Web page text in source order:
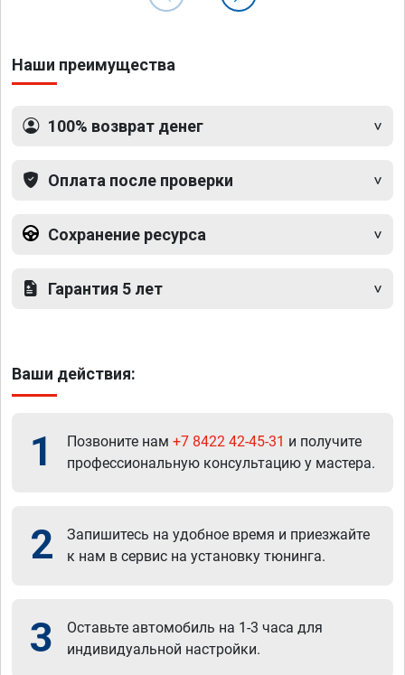
Наши преимущества
100% возврат денег
Оплата после проверки
Сохранение ресурса
Гарантия 5 лет
Ваши действия:
1 Позвоните нам +7 8422 42-45-31 и получите
профессиональную консультацию у мастера.
2
Запишитесь на удобное время и приезжайте
к нам в сервис на установку тюнинга.
3
Оставьте автомобиль на 1-3 часа для
индивидуальной настройки.